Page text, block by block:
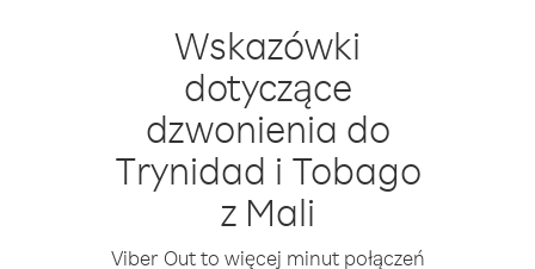
Wskazówki
dotyczące
dzwonienia do
Trynidad i Tobago
z Mali
Viber Out to więcej minut połączeń